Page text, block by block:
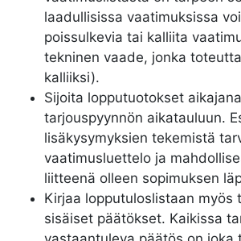
laadullisissa vaatimuksissa
poissulkevia tai kalliita
tekninen vaade, jonka
kalliiksi).
Sijoita lopputuotokset
tarjouspyynnön aikatauluun.
lisäkysymyksien tekemistä
vaatimusluettelo ja
liitteenä olleen sopimuksen
Kirjaa lopputuloslistaan myös
sisäiset päätökset. Kaikissa